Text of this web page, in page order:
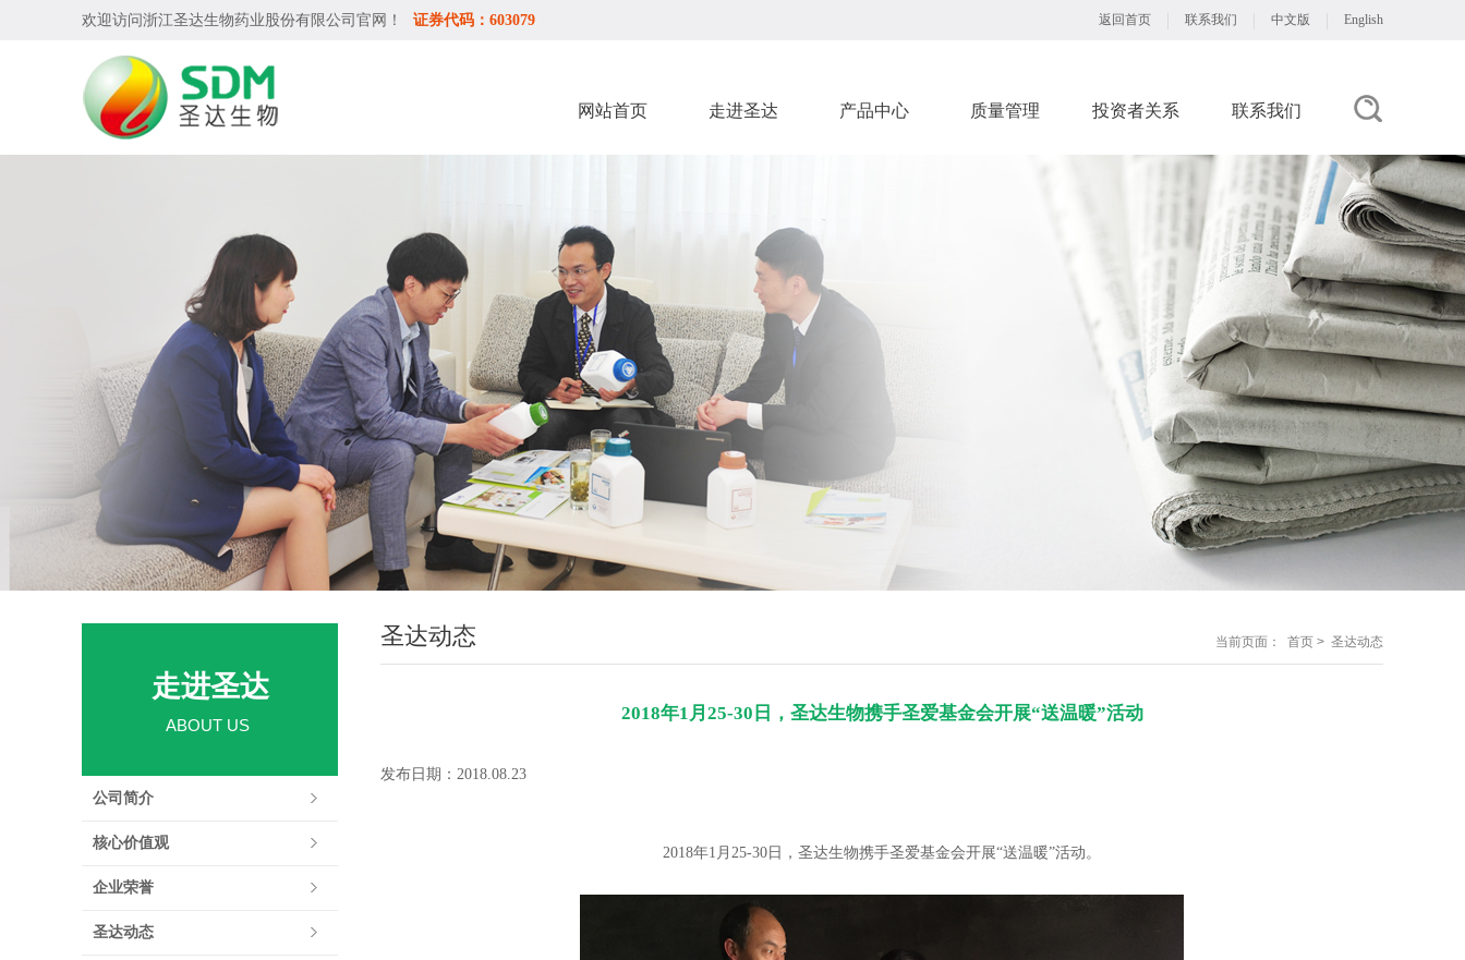
返回首页 联系我们 中文版 English
欢迎访问浙江圣达生物药业股份有限公司 官网！ 证券代码：603079
网站首页 走进圣达 产品中心 质量管理 投资者关系 联系我们
走进圣达
ABOUT US
公司简介
核心价值观
企业荣誉
圣达动态
当前页面： 首页 > 圣达动态
圣达动态
2018年1月25-30日，圣达生物携手圣爱基金会开展“送温暖”活动
发布日期：2018.08.23
2018年1月25-30日，圣达生物携手圣爱基金会开展“送温暖”活动。